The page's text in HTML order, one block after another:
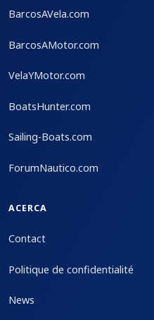
BarcosAVela.com
BarcosAMotor.com
VelaYMotor.com
BoatsHunter.com
Sailing-Boats.com
ForumNautico.com
ACERCA
Contact
Politique de confidentialité
News